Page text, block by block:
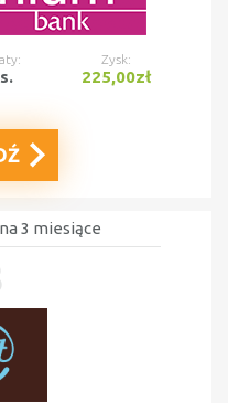
Zysk:
225,00zł
3 miesiące